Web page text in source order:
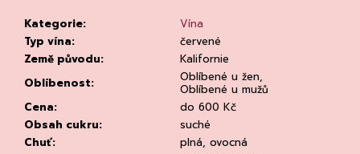
Kategorie:
Vína
Typ vína:
červené
Země původu:
Kalifornie
Oblíbenost:
Oblíbené u žen,
Oblíbené u mužů
Cena:
do 600 Kč
Obsah cukru:
suché
Chuť:
plná, ovocná
e
m
e